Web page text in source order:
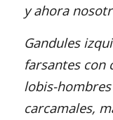
y ahora
Gandules
farsantes con
lobis-
carcamales,